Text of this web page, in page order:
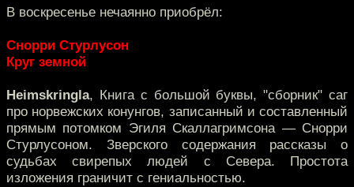
В воскресенье нечаянно приобрёл:
Снорри Стурлусон
Круг земной
Heimskringla, Книга с большой буквы, "сборник" саг
про норвежских конунгов, записанный и составленный
прямым потомком Эгиля Скаллагримсона — Снорри
Стурлусоном. Зверского содержания рассказы о
судьбах свирепых людей с Севера. Простота
изложения граничит с гениальностью.